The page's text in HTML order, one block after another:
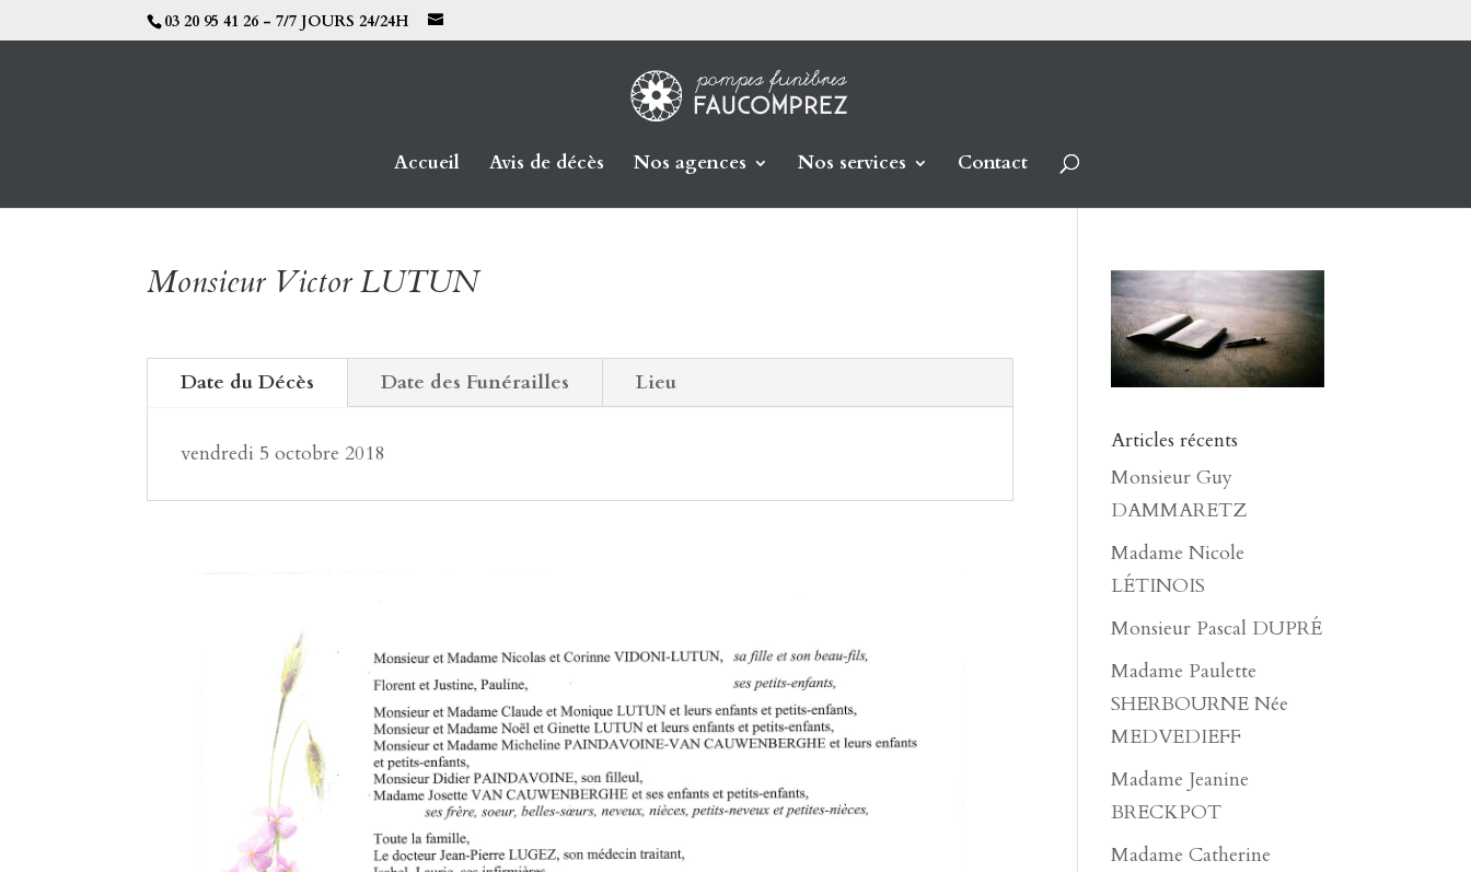
03 20 95 41 26 - 7/7 JOURS 24/24H
Accueil Avis de décès Nos agences Nos services Contact
Monsieur Victor LUTUN
Date du Décès Date des Funérailles Lieu
vendredi 5 octobre 2018
Articles récents
Monsieur Guy
DAMMARETZ
Madame Nicole
LÉTINOIS
Monsieur Pascal DUPRÉ
Madame Paulette
SHERBOURNE Née
MEDVEDIEFF
Madame Jeanine
BRECKPOT
Madame Catherine